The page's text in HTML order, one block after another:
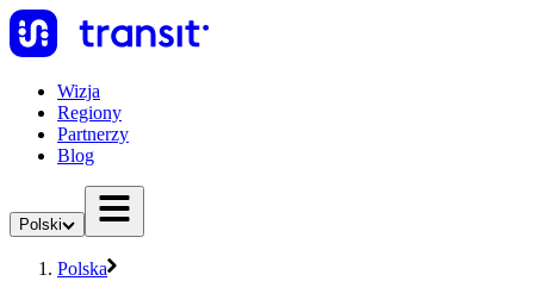
Wizja
Regiony
Partnerzy
Blog
Polski
Polska